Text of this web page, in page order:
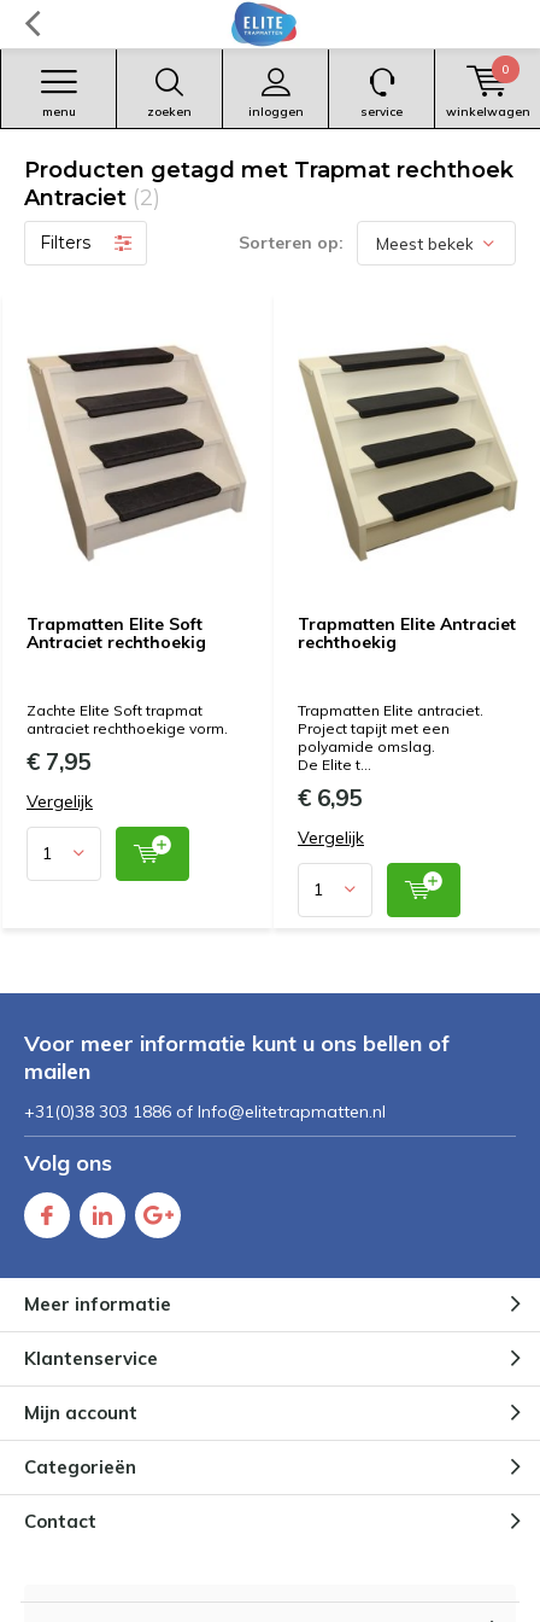
zoeken inloggen
menu service winkelwagen
0
Producten getagd met Trapmat rechthoek
Antraciet (2)
Filters Sorteren op:
Trapmatten Elite Soft
Antraciet rechthoekig
Zachte Elite Soft trapmat
antraciet rechthoekige vorm.
€ 7,95
Vergelijk
Trapmatten Elite Antraciet
rechthoekig
Trapmatten Elite antraciet.
Project tapijt met een
polyamide omslag.
De Elite t...
€ 6,95
Vergelijk
Voor meer informatie kunt u ons bellen of
mailen
+31(0)38 303 1886 of Info@elitetrapmatten.nl
Volg ons
Meer informatie
Klantenservice
Mijn account
Categorieën
Contact